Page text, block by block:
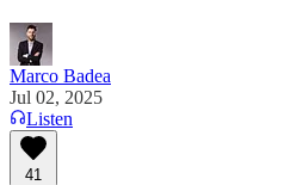
Marco Badea
Jul 02, 2025
Listen
41